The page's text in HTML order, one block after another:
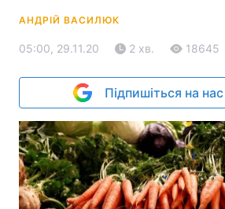
АНДРІЙ ВАСИЛЮК
05:00, 29.11.20 2 хв. 18645
Підпишіться на